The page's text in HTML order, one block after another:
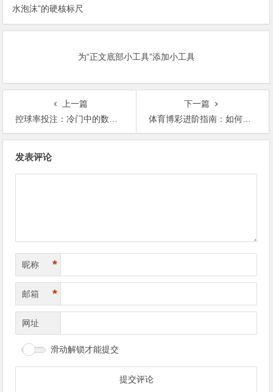
水泡沫”的硬核标尺
为“正文底部小工具”添加小工具
上一篇
控球率投注：冷门中的数据逻辑
下一篇
体育博彩进阶指南：如何运用“盘口解读”找到价值投注
发表评论
昵称 *
邮箱 *
网址
滑动解锁才能提交